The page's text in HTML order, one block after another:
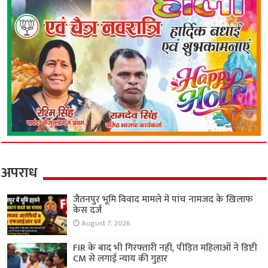
अपराध
जैतनपुर भूमि विवाद मामले में पांच नामजद के खिलाफ
केस दर्ज
August 7, 2026
FIR के बाद भी गिरफ्तारी नहीं, पीड़ित महिलाओं ने डिप्टी
CM से लगाई न्याय की गुहार